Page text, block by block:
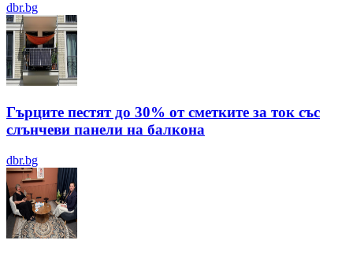
dbr.bg
Гърците пестят до 30% от сметките за ток със
слънчеви панели на балкона
dbr.bg